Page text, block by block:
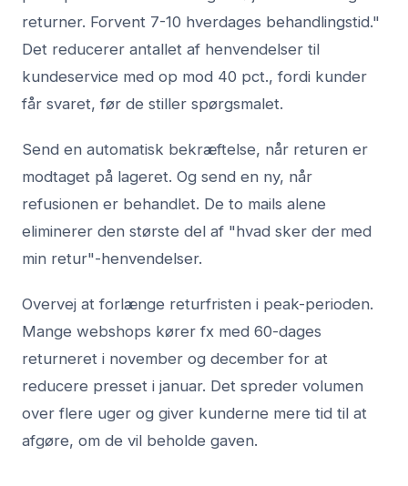
returner. Forvent 7-10 hverdages behandlingstid."
Det reducerer antallet af henvendelser til
kundeservice med op mod 40 pct., fordi kunder
får svaret, før de stiller spørgsmalet.
Send en automatisk bekræftelse, når returen er
modtaget på lageret. Og send en ny, når
refusionen er behandlet. De to mails alene
eliminerer den største del af "hvad sker der med
min retur"-henvendelser.
Overvej at forlænge returfristen i peak-perioden.
Mange webshops kører fx med 60-dages
returneret i november og december for at
reducere presset i januar. Det spreder volumen
over flere uger og giver kunderne mere tid til at
afgøre, om de vil beholde gaven.